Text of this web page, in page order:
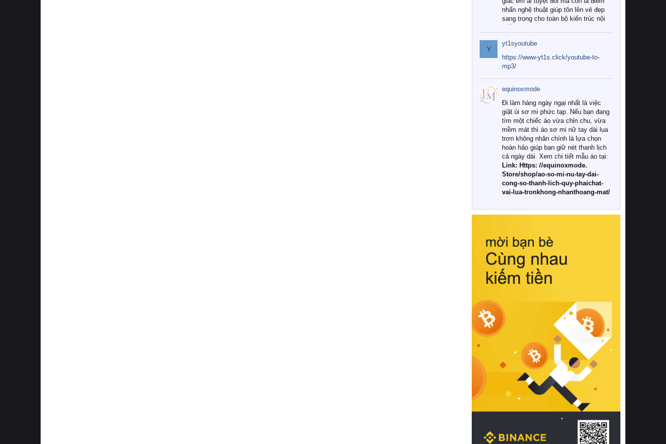
nhấn nghệ thuật giúp tôn lên vẻ đẹp
sang trọng cho toàn bộ kiến trúc nội
Tuy nhiên, giữa thị trường đa dạng
với vô vàn thương hiệu và mẫu mã
như hiện nay, làm thế nào để chọn
được những bộ chăn ga gối đệm cao
cấp thực sự chất lượng, phù hợp với
khí hậu và nhu cầu sử dụng của gia
đình? Hãy cùng chúng tôi đi tìm lời
giải đáp chi tiết qua bài viết dưới đây.
1. Tại sao các gia đình hiện đại lại ưa
chuộng chăn ga gối đệm cao cấp?
Khác với các dòng sản phẩm thông
thường, những bộ chăn ga gối đệm
cao cấp trải qua quy trình sản xuất
nghiêm ngặt từ khâu chọn lọc nguyên
liệu tự nhiên đến công nghệ dệt
nhuộm hiện đại không chứa hóa chất
này, bạn sẽ cảm nhận rõ rệt sự khác
hồi chuẩn xác của phần đệm nâng đỡ
cột sống.
Bên cạnh đó, việc lựa chọn các dòng
sản phẩm đạt chuẩn chất lượng quốc
tế còn giúp ngăn ngừa tình trạng kích
khuẩn và nấm mốc trong điều kiện
thời tiết nóng ẩm. Bạn có thể tìm hiểu
thêm các nghiên cứu khoa học về tác
động của giấc ngủ và môi trường
phòng ngủ đối với sức khỏe con
người tại Sleep Foundation (External
Link) để có cái nhìn toàn diện hơn.
2. Các tiêu chí vàng khi lựa chọn
chăn ga gối đệm cao cấp cho phòng
ngủ
Để sở hữu một bộ chăn ga gối đệm
cao cấp hoàn hảo cả về thẩm mỹ lẫn
công năng, người tiêu dùng cần cân
nhắc kỹ lưỡng các tiêu chí quan trọng
Y
yt1syoutube
https://www-yt1s.click/youtube-to-
mp3/
equinoxmode
Đi làm hàng ngày ngại nhất là việc
giặt ủi sơ mi phức tạp. Nếu bạn đang
tìm một chiếc áo vừa chỉn chu, vừa
mềm mát thì áo sơ mi nữ tay dài lụa
trơn không nhăn chính là lựa chọn
hoàn hảo giúp bạn giữ nét thanh lịch
cả ngày dài. Xem chi tiết mẫu áo tại:
Link: Https: //equinoxmode.
Store/shop/ao-so-mi-nu-tay-dai-
cong-so-thanh-lich-quy-phaichat-
vai-lua-tronkhong-nhanthoang-mat/